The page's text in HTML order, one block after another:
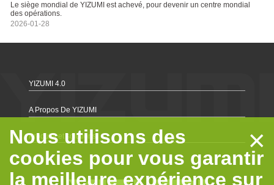
×
Nous utilisons des
cookies pour vous garantir
la meilleure expérience sur
Le siège mondial de YIZUMI est achevé, pour devenir un centre mondial
des opérations.
2026-01-28
YIZUMI 4.0
A Propos De YIZUMI
Produits et solutions